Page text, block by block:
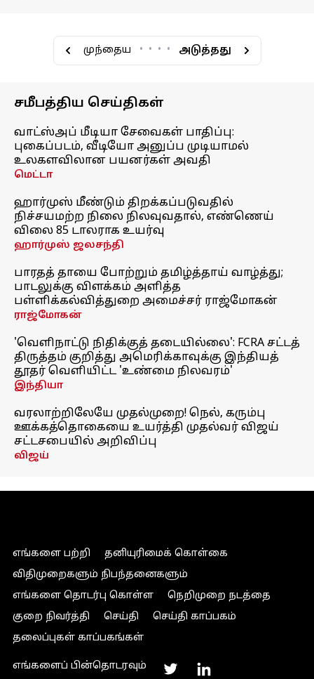
முந்தைய • • • • அடுத்தது
சமீபத்திய செய்திகள்
வாட்ஸ்அப் மீடியா சேவைகள் பாதிப்பு:
புகைப்படம், வீடியோ அனுப்ப முடியாமல்
உலகளவிலான பயனர்கள் அவதி
மெட்டா
ஹார்முஸ் மீண்டும் திறக்கப்படுவதில்
நிச்சயமற்ற நிலை நிலவுவதால், எண்ணெய்
விலை 85 டாலராக உயர்வு
ஹார்முஸ் ஜலசந்தி
பாரதத் தாயை போற்றும் தமிழ்த்தாய் வாழ்த்து;
பாடலுக்கு விளக்கம் அளித்த
பள்ளிக்கல்வித்துறை அமைச்சர் ராஜ்மோகன்
ராஜ்மோகன்
'வெளிநாட்டு நிதிக்குத் தடையில்லை': FCRA சட்டத்
திருத்தம் குறித்து அமெரிக்காவுக்கு இந்தியத்
தூதர் வெளியிட்ட 'உண்மை நிலவரம்'
இந்தியா
வரலாற்றிலேயே முதல்முறை! நெல், கரும்பு
ஊக்கத்தொகையை உயர்த்தி முதல்வர் விஜய்
சட்டசபையில் அறிவிப்பு
விஜய்
எங்களை பற்றி
தனியுரிமைக் கொள்கை
விதிமுறைகளும் நிபந்தனைகளும்
எங்களை தொடர்பு கொள்ள
நெறிமுறை நடத்தை
குறை நிவர்த்தி
செய்தி
செய்தி காப்பகம்
தலைப்புகள் காப்பகங்கள்
எங்களைப் பின்தொடரவும்